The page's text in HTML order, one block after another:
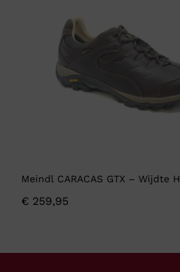
Meindl CARACAS GTX – Wijdte H
€ 259,95